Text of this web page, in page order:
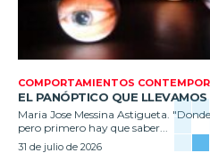
COMPORTAMIENTOS
EL PANÓPTICO QUE
Maria Jose Messina Astigueta. "Donde hay poder, hay resistencia" —
pero primero hay que saber...
31 de julio de 2026